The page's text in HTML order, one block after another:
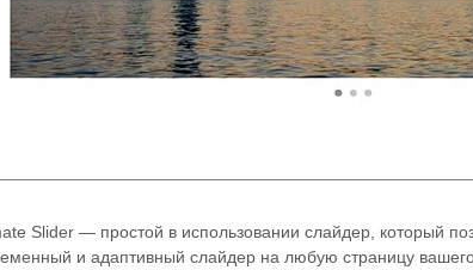
Slider — простой в использовании слайдер, который
и адаптивный слайдер на любую страницу